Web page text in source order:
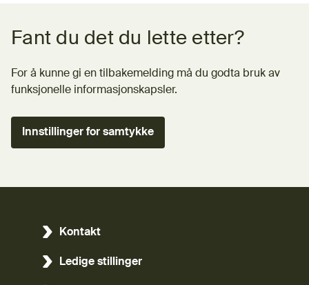
Fant du det du lette etter?
For å kunne gi en tilbakemelding må du godta bruk av
funksjonelle informasjonskapsler.
Innstillinger for samtykke
Kontakt
Ledige stillinger